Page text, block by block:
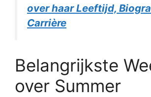
over haar Leeftijd,
Carrière
Belangrijkste
over Summer